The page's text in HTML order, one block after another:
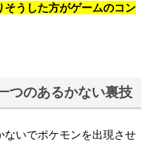
うした方がゲームのコン
つのあるかない裏技
いでポケモンを出現させ